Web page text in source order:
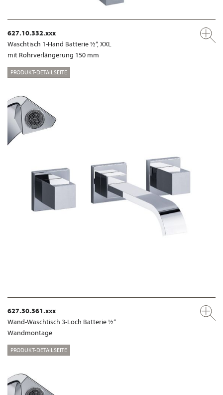
627.10.332.xxx
Waschtisch 1-Hand Batterie ½“, XXL
mit Rohrverlängerung 150 mm
PRODUKT-DETAILSEITE
627.30.361.xxx
Wand-Waschtisch 3-Loch Batterie ½“
Wandmontage
PRODUKT-DETAILSEITE